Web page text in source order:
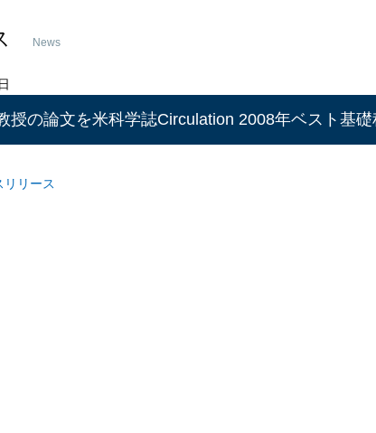
News
授の論文を米科学誌Circulation 2008年ベスト基
リリース